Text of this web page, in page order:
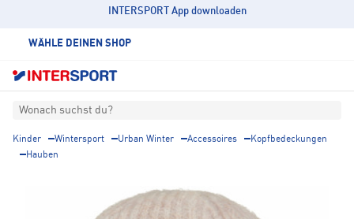
INTERSPORT App downloaden
WÄHLE DEINEN SHOP
Wonach suchst du?
Kinder Wintersport Urban Winter Accessoires
Kopfbedeckungen
Hauben